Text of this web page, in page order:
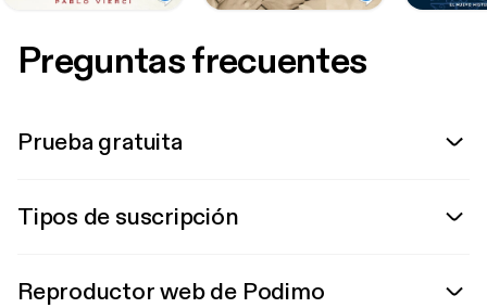
Preguntas frecuentes
Prueba gratuita
Tipos de suscripción
Reproductor web de Podimo